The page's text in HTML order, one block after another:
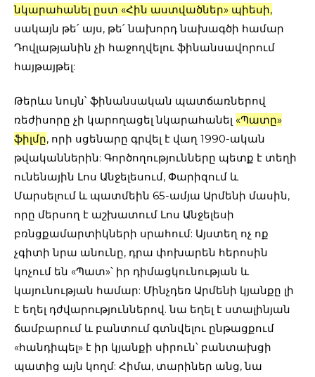
նկարահանել ըստ «Հին աստվածներ» պիեսի,
սակայն թե՛ այս, թե՛ նախորդ նախագծի համար
Դովլաթյանին չի հաջողվելու ֆինանսավորում
հայթայթել:
Թերևս նույն՝ ֆինանսական պատճառներով
ռեժիսորը չի կարողացել նկարահանել «Պատը»
ֆիլմը, որի սցենարը գրվել է վաղ 1990-ական
թվականներին: Գործողությունները պետք է տեղի
ունենային Լոս Անջելեսում, Փարիզում և
Մարսելում և պատմեին 65-ամյա Արմենի մասին,
որը մերսող է աշխատում Լոս Անջելեսի
բռնցքամարտիկների սրահում: Այստեղ ոչ ոք
չգիտի նրա անունը, դրա փոխարեն հերոսին
կոչում են «Պատ»՝ իր դիմացկունության և
կայունության համար: Մինչդեռ Արմենի կյանքը լի
է եղել դժվարություններով. նա եղել է ստալինյան
ճամբարում և բանտում գտնվելու ընթացքում
«հանդիպել» է իր կյանքի սիրուն՝ բանտախցի
պատից այն կողմ: Հիմա, տարիներ անց, նա